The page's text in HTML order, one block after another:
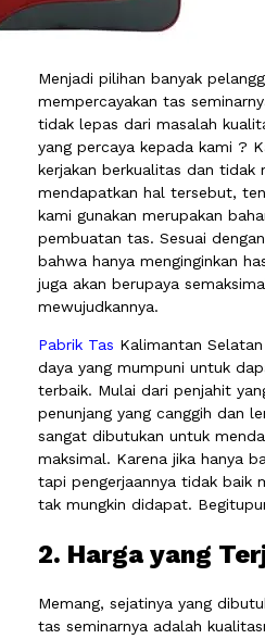
Menjadi pilihan banyak
mempercayakan tas
tidak lepas dari masalah
yang percaya kepada kami ?
kerjakan berkualitas dan tidak
mendapatkan hal tersebut,
kami gunakan merupakan
pembuatan tas. Sesuai
bahwa hanya menginginkan
juga akan berupaya
mewujudkannya.
Pabrik Tas Kalimantan
daya yang mumpuni untuk
terbaik. Mulai dari penjahit
penunjang yang canggih dan
sangat dibutukan untuk
maksimal. Karena jika hanya
tapi pengerjaannya tidak baik
tak mungkin didapat.
2. Harga yang
Memang, sejatinya yang
tas seminarnya adalah